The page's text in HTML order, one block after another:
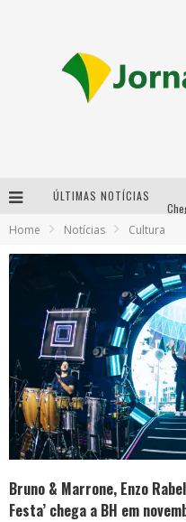
ÚLTIMAS NOTÍCIAS
Home Notícias Cultura
Bruno & Marrone, Enzo
Festa’ chega a BH em